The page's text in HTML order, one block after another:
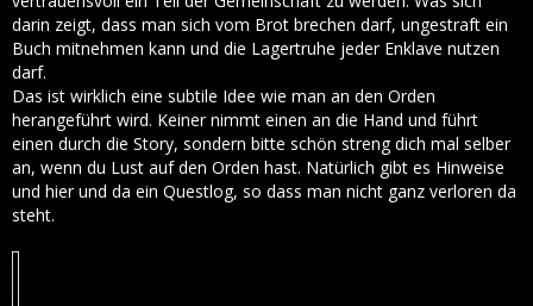
darin zeigt, dass man sich vom Brot brechen darf, ungestraft ein
Buch mitnehmen kann und die Lagertruhe jeder Enklave nutzen
darf.
Das ist wirklich eine subtile Idee wie man an den Orden
herangeführt wird. Keiner nimmt einen an die Hand und führt
einen durch die Story, sondern bitte schön streng dich mal selber
an, wenn du Lust auf den Orden hast. Natürlich gibt es Hinweise
und hier und da ein Questlog, so dass man nicht ganz verloren da
steht.